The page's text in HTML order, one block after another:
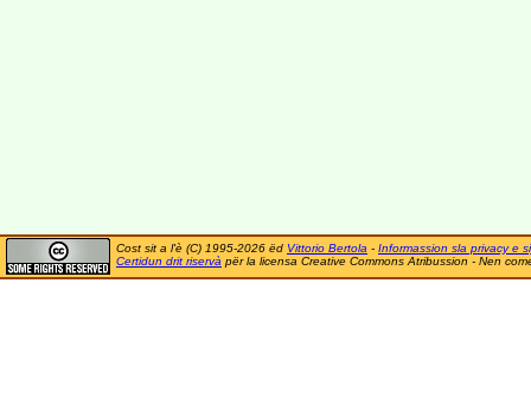
Cost sit a l'è (C) 1995-2026 ëd Vittorio Bertola - Informassion sla privacy e
Certidun drit riservà për la licensa Creative Commons Atribussion - Nen